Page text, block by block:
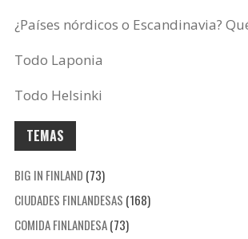
¿Países nórdicos o Escandinavia?
Todo Laponia
Todo Helsinki
TEMAS
BIG IN FINLAND (73)
CIUDADES FINLANDESAS (168)
COMIDA FINLANDESA(73)